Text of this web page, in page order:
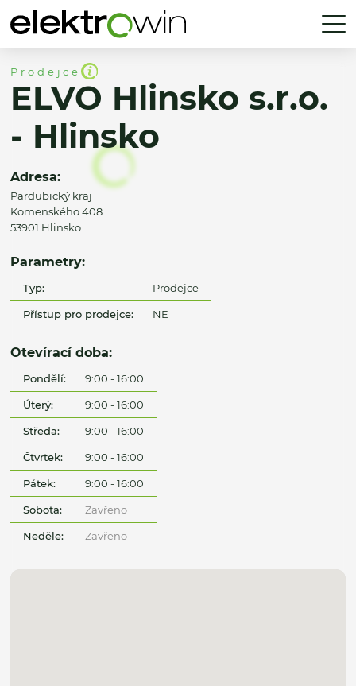
Prodejce
ELVO Hlinsko s.r.o.
- Hlinsko
Adresa:
Pardubický kraj
Komenského 408
53901 Hlinsko
Parametry:
Typ: Prodejce
Přístup pro prodejce: NE
Otevírací doba:
Pondělí: 9:00 - 16:00
Úterý: 9:00 - 16:00
Středa: 9:00 - 16:00
Čtvrtek: 9:00 - 16:00
Pátek: 9:00 - 16:00
Sobota: Zavřeno
Neděle: Zavřeno